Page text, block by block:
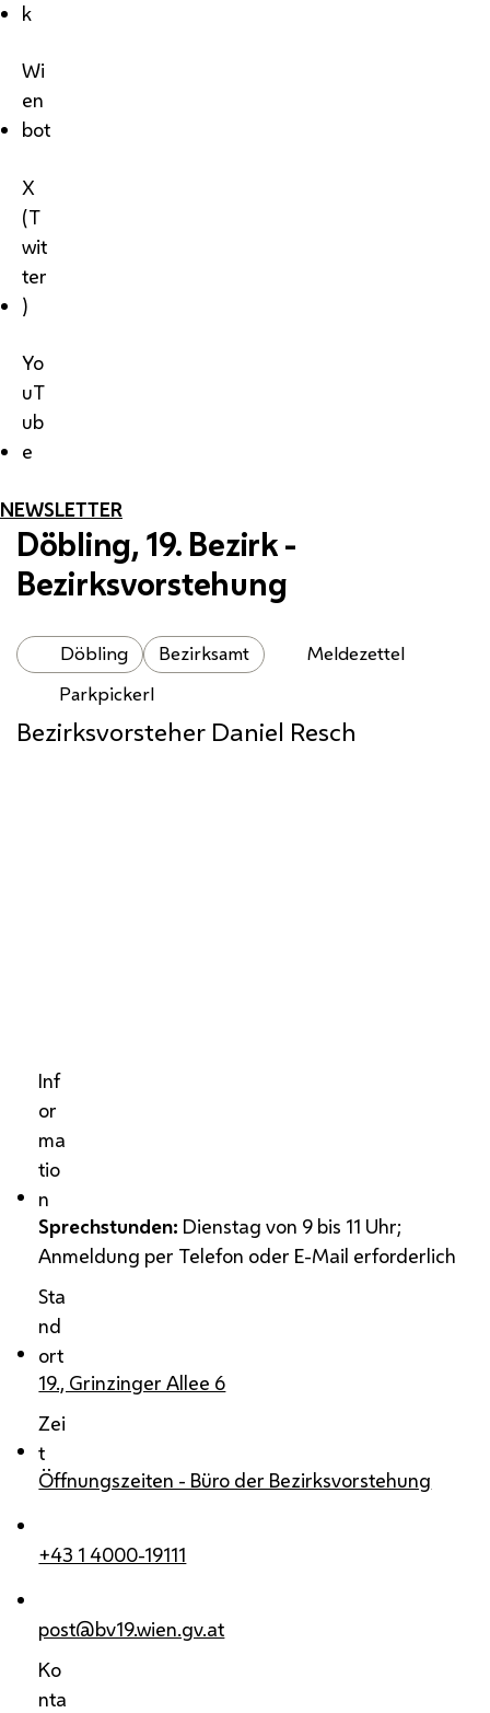
k
Wi
en
bot
X
(T
wit
ter
)
Yo
uT
ub
e
NEWSLETTER
Döbling, 19. Bezirk -
Bezirksvorstehung
Döbling Bezirksamt
Meldezettel
Parkpickerl
Bezirksvorsteher Daniel Resch
Inf
or
ma
tio
n
Sprechstunden: Dienstag von 9 bis 11 Uhr;
Anmeldung per Telefon oder E-Mail erforderlich
Sta
nd
ort
19., Grinzinger Allee 6
Zei
t
Öffnungszeiten - Büro der Bezirksvorstehung
+43 1 4000-19111
post@bv19.wien.gv.at
Ko
nta